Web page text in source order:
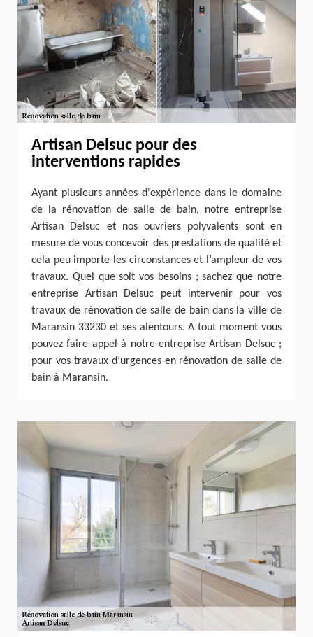
Artisan Delsuc pour des
interventions rapides
Ayant plusieurs années d'expérience dans le domaine
de la rénovation de salle de bain, notre entreprise
Artisan Delsuc et nos ouvriers polyvalents sont en
mesure de vous concevoir des prestations de qualité et
cela peu importe les circonstances et l’ampleur de vos
travaux. Quel que soit vos besoins ; sachez que notre
entreprise Artisan Delsuc peut intervenir pour vos
travaux de rénovation de salle de bain dans la ville de
Maransin 33230 et ses alentours. A tout moment vous
pouvez faire appel à notre entreprise Artisan Delsuc ;
pour vos travaux d’urgences en rénovation de salle de
bain à Maransin.